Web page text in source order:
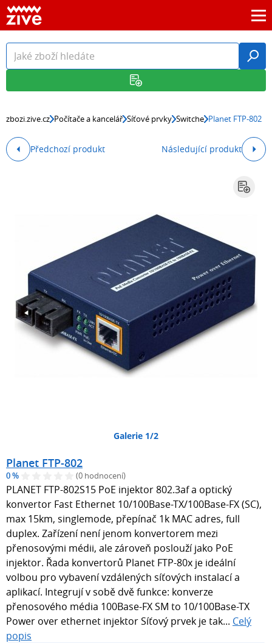
zbozi.zive.cz Počítače a kancelář Síťové prvky Switche Planet FTP-802
Předchozí produkt Následující produkt
Galerie 1/2
Planet FTP-802
0 % (0 hodnocení)
PLANET FTP-802S15 PoE injektor 802.3af a optický
konvertor Fast Ethernet 10/100Base-TX/100Base-FX (SC),
max 15km, singlemode, přepínač 1k MAC adres, full
duplex. Zařízení není jenom konvertorem mezi
přenosovými médii, ale zároveň poslouží jako PoE
injektor. Řada konvertorů Planet FTP-80x je ideální
volbou pro vybavení vzdálených síťových instalací a
aplikací. Integrují v sobě dvě funkce: konverze
přenosového média 100Base-FX SM to 10/100Base-TX
Power over ethernet injektor Síťový prvek je tak... Celý
popis